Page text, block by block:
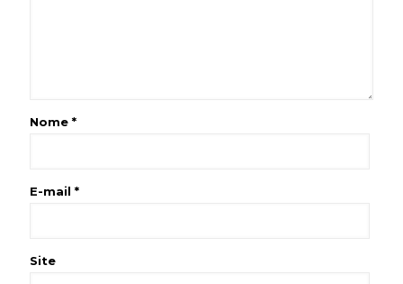
Nome *
E-mail *
Site